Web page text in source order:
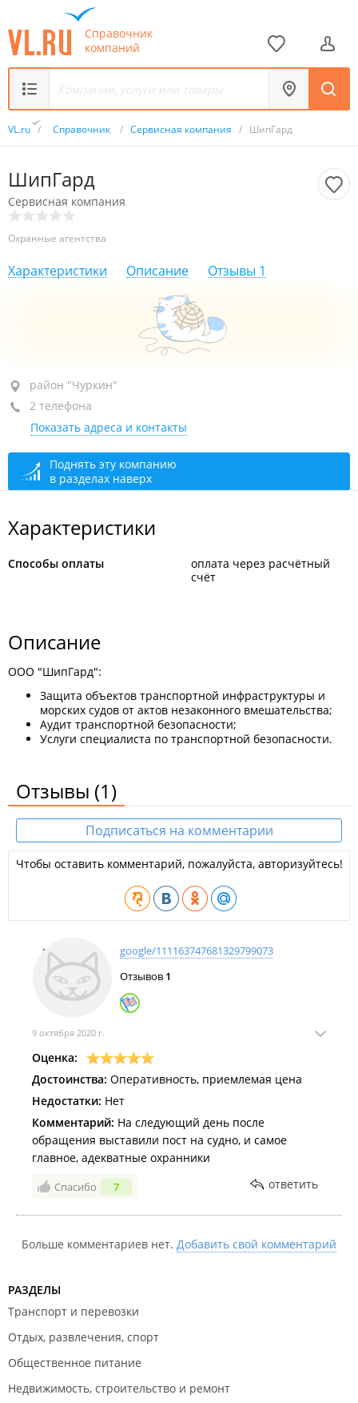
Справочник
компаний
VL.ru / Справочник / Сервисная компания / ШипГард
ШипГард
Сервисная компания
Охранные агентства
Характеристики Описание Отзывы 1
район "Чуркин", ул. Березовая, 25
+7 914 703-54-74
+7 (423) 273-54-74
круглосуточно
Администрация сегодня закрыто
район "Чуркин"
2 телефона
Показать адреса и контакты
Поднять эту компанию
в разделах наверх
Характеристики
Способы оплаты
оплата через расчётный
счёт
Описание
OOO "ШипГард":
Защита объектов транспортной инфраструктуры и
морских судов от актов незаконного вмешательства;
Аудит транспортной безопасности;
Услуги специалиста по транспортной безопасности.
Отзывы (1)
Подписаться на комментарии
Чтобы оставить комментарий, пожалуйста, авторизуйтесь!
google/111163747681329799073
Отзывов 1
9 октября 2020 г.
Оценка:
Достоинства: Оперативность, приемлемая цена
Недостатки: Нет
Комментарий: На следующий день после
обращения выставили пост на судно, и самое
главное, адекватные охранники
Спасибо 7 ответить
Больше комментариев нет. Добавить свой комментарий
РАЗДЕЛЫ
Транспорт и перевозки
Отдых, развлечения, спорт
Общественное питание
Недвижимость, строительство и ремонт